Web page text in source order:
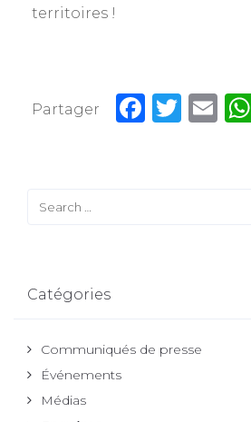
territoires !
FacebookTwitterEmail
Catégories
Communiqués de presse
Événements
Médias